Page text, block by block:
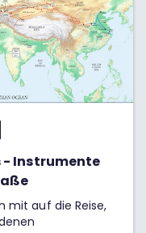
- Instrumente
mit auf die Reise,